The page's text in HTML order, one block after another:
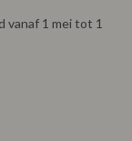
vanaf 1 mei tot 1